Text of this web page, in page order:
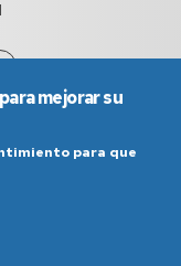
de uso
mejorar su
para que